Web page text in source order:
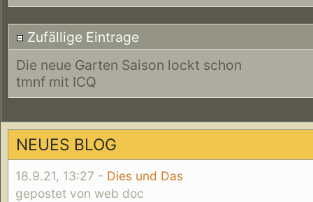
Zufällige Eintrage
Die neue Garten Saison lockt schon
tmnf mit ICQ
NEUES BLOG
18.9.21, 13:27 - Dies und Das
gepostet von web doc